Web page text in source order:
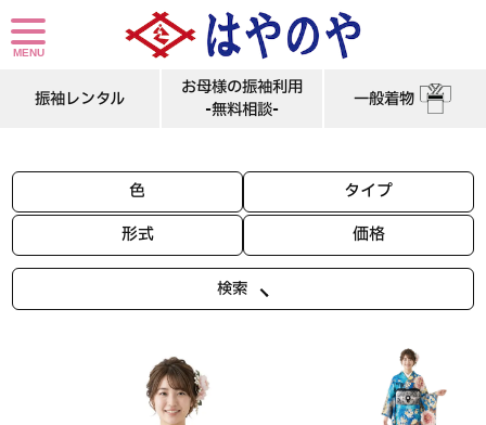
振袖レンタル
お母様の振袖利用
-無料相談-
一般着物
色
タイプ
形式
価格
検索